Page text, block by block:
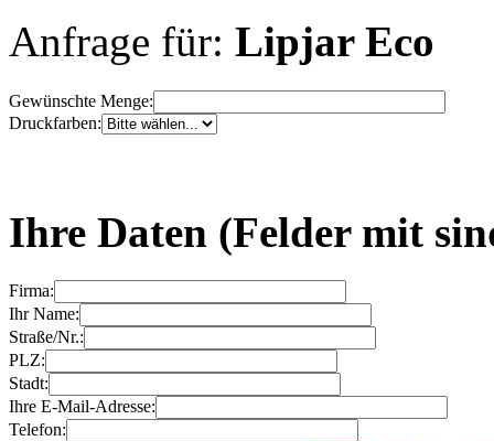
Anfrage für: Lipjar Eco
Gewünschte Menge:
Druckfarben:
Ihre Daten (Felder mit
Firma:
Ihr Name:
Straße/Nr.:
PLZ:
Stadt:
Ihre E-Mail-Adresse:
Telefon: